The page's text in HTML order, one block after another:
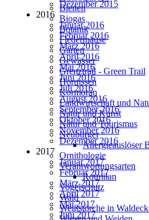
Bienen
Biogas
Botanik
Fledermäuse
Garten
Gewässer
Grenztrail - Green Trail
Hornissen
Kormoran
Landwirtschaft und
Natur und Kunst
Natur und Tourismus
Neubürger
Allergieauslöser
Ornithologie
Verantwortungsarten
Rotmilan
Vogelschutz
Wald
Weißstörche in
Dezember 2015
2016
Januar 2016
Februar 2016
März 2016
April 2016
Mai 2016
Juni 2016
Juli 2016
August 2016
September 2016
Oktober 2016
November 2016
Dezember 2016
2017
Januar 2017
Februar 2017
März 2017
April 2017
Mai 2017
Juni 2017